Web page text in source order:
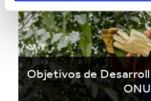
Objetivos de
ONU